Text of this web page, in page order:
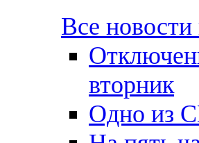
Все новости
вторник
Одно из